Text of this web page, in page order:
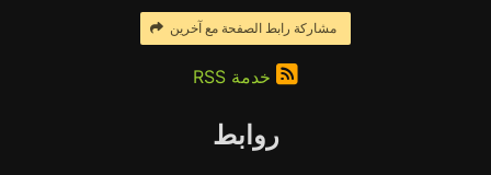
مشاركة رابط الصفحة مع آخرين
خدمة RSS
روابط